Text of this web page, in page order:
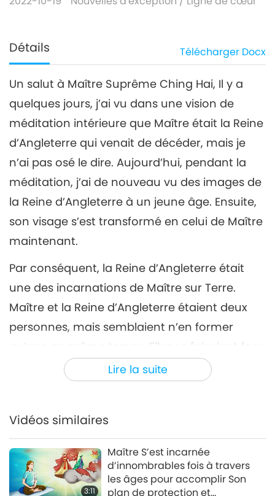
Détails Télécharger Docx
Lire la suite
Un salut à Maître Suprême Ching Hai, Il y a
quelques jours, j’ai vu dans une vision de
méditation intérieure que Maître était la Reine
d’Angleterre qui venait de décéder, mais je
n’ai pas osé le dire. Aujourd’hui, pendant la
méditation, j’ai de nouveau vu des images de
la Reine d’Angleterre à un jeune âge. Ensuite,
son visage s’est transformé en celui de Maître
maintenant.
Par conséquent, la Reine d’Angleterre était
une des incarnations de Maître sur Terre.
Maître et la Reine d’Angleterre étaient deux
personnes, mais semblaient n’en former
qu’une en même temps. Elles se faisaient face
et se tenaient la main, s’élevant en spirale
dans le Ciel, comme un ADN en rotation.
À ce moment-là, une voix du Ciel a dit : « Elle
qu’une. » Puis, ma vision intérieure a changé à
nouveau : La Reine d’Angleterre, à l’apparence
jeune et belle, était allongée sur un nuage
Vidéos similaires
3:11
Maître S’est incarnée
d’innombrables fois à travers
les âges pour accomplir Son
plan de protection et